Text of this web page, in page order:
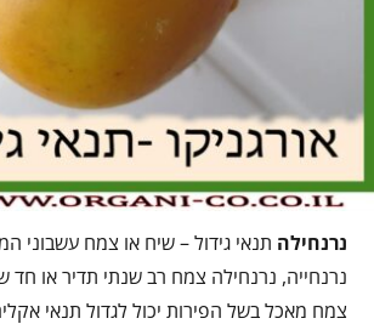
נרנחילה תנאי גידול – שיח או צמח עשבוני
נרנחייה, נרנחילה צמח רב שנתי תדיר או
צמח מאכל בשל הפירות יכול לגדול תנאי